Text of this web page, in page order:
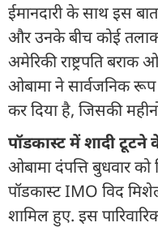
ईमानदारी के साथ इस
और उनके बीच कोई
अमेरिकी राष्ट्रपति
ओबामा ने सार्वजनिक
कर दिया है, जिसकी
पॉडकास्ट में शादी
ओबामा दंपत्ति बुधवार
पॉडकास्ट IMO विद
शामिल हुए. इस